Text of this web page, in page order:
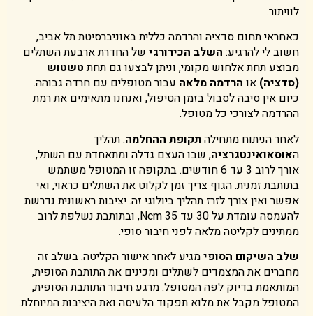
לוויתור.
כאחראי תחום סדציה והרדמה כללית באוניברסיטת תל אביב,
חשוב לי להרגיע: השלב הכירורגי של החדרת ארבעת השתלים
מבוצע תחת אלחוש מקומי, וניתן לבצעו גם תחתטשטוש
(סדציה) או הרדמה מלאה עבור מטופלים עם חרדה גבוהה.
כיום אין סיבה לסבול בזמן הטיפול, ואנחנו מתאימים את רמת
ההרדמה לצורכי כל מטופל.
לאחר הניתוח מתחילהתקופת ההחלמה. תהליך
האוסאואינטגרציה, שבו העצם גדלה ומתאחדת עם השתל,
אורך לרוב 3 עד 6 חודשים. בתקופה זו המטופל משתמש
בתותבת זמנית. הגוף צריך זמן לקלוט את השתלים כראוי, ואי
אפשר ואין צורך לזרז תהליך ביולוגי זה. יציבות ראשונית נדרשת
להעמסה עומדת על 30 עד 35 Ncm, ובתותבת נשלפת לרוב
ממתינים לקליטה מלאה לפני חיבור סופי.
שלב השיקום הסופימגיע לאחר אישור הקליטה. בשלב זה
מחברים את המצמדים לשתלים ומכינים את התותבת הסופית,
המותאמת בדיוק לפה המטופל. מרגע חיבור התותבת הסופית,
המטופל מקבל את מלוא תפקוד הלעיסה ואת היציבות המיוחלת.